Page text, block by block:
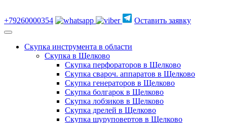
+79260000354 Оставить заявку
Скупка инструмента в области
Скупка в Щелково
Скупка перфораторов в Щелково
Скупка свароч. аппаратов в Щелково
Скупка генераторов в Щелково
Скупка болгарок в Щелково
Скупка лобзиков в Щелково
Скупка дрелей в Щелково
Скупка шуруповертов в Щелково